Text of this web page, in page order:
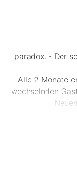
paradox. - Der
Alle 2 Monate
wechselnden
Ab Februar nur
dafür